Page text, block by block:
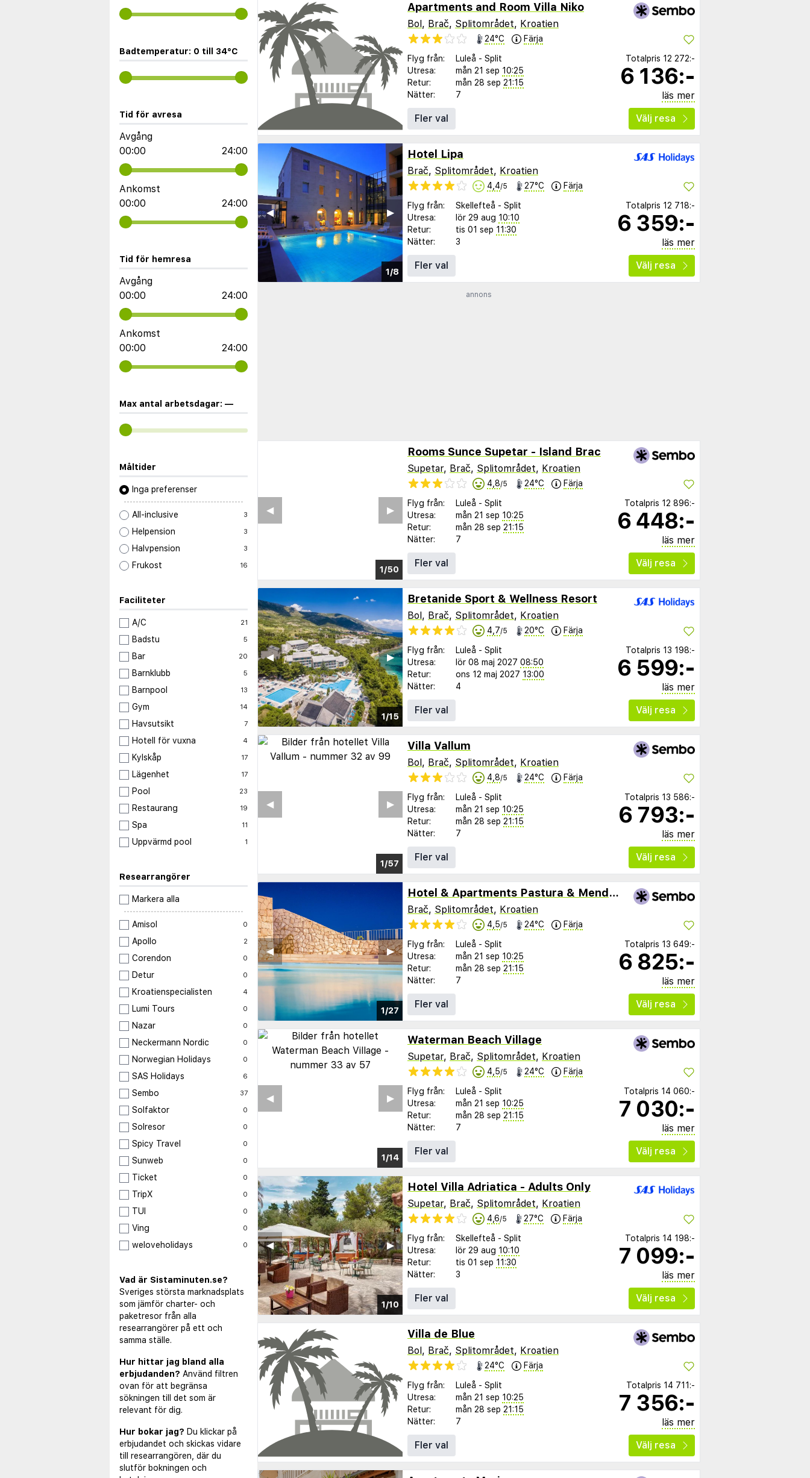
Badtemperatur: 0 till 34°C
Tid för avresa
Avgång
00:00
24:00
Ankomst
00:00
24:00
Tid för hemresa
Avgång
00:00
24:00
Ankomst
00:00
24:00
Max antal arbetsdagar: —
Måltider
Inga preferenser
All-inclusive 3
Helpension 3
Halvpension 3
Frukost 16
Faciliteter
A/C 21
Badstu 5
Bar 20
Barnklubb 5
Barnpool 13
Gym 14
Havsutsikt 7
Hotell för vuxna 4
Kylskåp 17
Lägenhet 17
Pool 23
Restaurang 19
Spa 11
Uppvärmd pool 1
Researrangörer
Markera alla
Amisol 0
Apollo 2
Corendon 0
Detur 0
Kroatienspecialisten 4
Lumi Tours 0
Nazar 0
Neckermann Nordic 0
Norwegian Holidays 0
SAS Holidays 6
Sembo 37
Solfaktor 0
Solresor 0
Spicy Travel 0
Sunweb 0
Ticket 0
TripX 0
TUI 0
Ving 0
weloveholidays 0
Vad är Sistaminuten.se?
Sveriges största marknadsplats
som jämför charter- och
paketresor från alla
researrangörer på ett och
samma ställe.
Hur hittar jag bland alla
erbjudanden? Använd filtren
ovan för att begränsa
sökningen till det som är
relevant för dig.
Hur bokar jag? Du klickar på
erbjudandet och skickas vidare
till researrangören, där du
slutför bokningen och
Apartments and Room Villa Niko
Bol, Brač, Splitområdet, Kroatien
24°C Färja
Flyg från: Luleå - Split
Utresa:
mån 21 sep 10:25
Retur:
mån 28 sep 21:15
Nätter:
7
Totalpris 12 272:-
6 136:-
läs mer
Fler val
Välj resa
1/8
▶︎
◀︎
Hotel Lipa
Brač, Splitområdet, Kroatien
4,4/5 27°C Färja
Flyg från: Skellefteå - Split
Utresa:
lör 29 aug 10:10
Retur:
tis 01 sep 11:30
Nätter:
3
Totalpris 12 718:-
6 359:-
läs mer
Fler val
Välj resa
annons
1/44
▶︎
◀︎
Rooms Sunce Supetar - Island Brac
Supetar, Brač, Splitområdet, Kroatien
4,8/5 24°C Färja
Flyg från: Luleå - Split
Utresa:
mån 21 sep 10:25
Retur:
mån 28 sep 21:15
Nätter:
7
Totalpris 12 896:-
6 448:-
läs mer
Fler val
Välj resa
1/15
▶︎
◀︎
Bretanide Sport & Wellness Resort
Bol, Brač, Splitområdet, Kroatien
4,7/5 20°C Färja
Flyg från: Luleå - Split
Utresa:
lör 08 maj 2027 08:50
Retur:
ons 12 maj 2027 13:00
Nätter:
4
Totalpris 13 198:-
6 599:-
läs mer
Fler val
Välj resa
1/51
▶︎
◀︎
Villa Vallum
Bol, Brač, Splitområdet, Kroatien
4,8/5 24°C Färja
Flyg från: Luleå - Split
Utresa:
mån 21 sep 10:25
Retur:
mån 28 sep 21:15
Nätter:
7
Totalpris 13 586:-
6 793:-
läs mer
Fler val
Välj resa
1/27
▶︎
◀︎
Hotel & Apartments Pastura & Mendula
Brač, Splitområdet, Kroatien
4,5/5 24°C Färja
Flyg från: Luleå - Split
Utresa:
mån 21 sep 10:25
Retur:
mån 28 sep 21:15
Nätter:
7
Totalpris 13 649:-
6 825:-
läs mer
Fler val
Välj resa
1/9
▶︎
◀︎
Waterman Beach Village
Supetar, Brač, Splitområdet, Kroatien
4,5/5 24°C Färja
Flyg från: Luleå - Split
Utresa:
mån 21 sep 10:25
Retur:
mån 28 sep 21:15
Nätter:
7
Totalpris 14 060:-
7 030:-
läs mer
Fler val
Välj resa
1/10
▶︎
◀︎
Hotel Villa Adriatica - Adults Only
Supetar, Brač, Splitområdet, Kroatien
4,6/5 27°C Färja
Flyg från: Skellefteå - Split
Utresa:
lör 29 aug 10:10
Retur:
tis 01 sep 11:30
Nätter:
3
Totalpris 14 198:-
7 099:-
läs mer
Fler val
Välj resa
Villa de Blue
Bol, Brač, Splitområdet, Kroatien
24°C Färja
Flyg från: Luleå - Split
Utresa:
mån 21 sep 10:25
Retur:
mån 28 sep 21:15
Nätter:
7
Totalpris 14 711:-
7 356:-
läs mer
Fler val
Välj resa